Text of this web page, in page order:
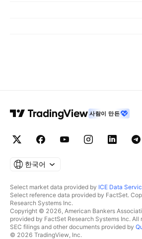
사람이 만든
한국어
Select market data provided by ICE Data
Select reference data provided by FactSet.
Research Systems Inc.
Copyright © 2026, American Bankers
provided by FactSet Research Systems Inc. All
SEC filings and other documents provided by
© 2026 TradingView, Inc.